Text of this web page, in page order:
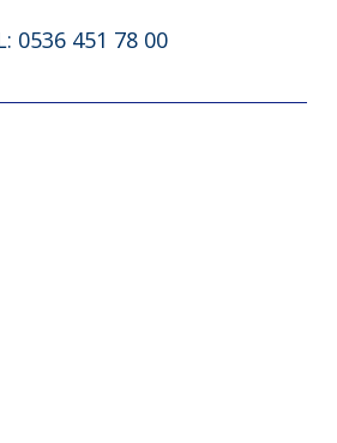
0536 451 78 00